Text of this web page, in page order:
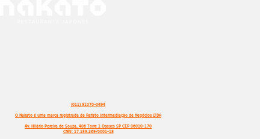
(011) 91070-0494
O Nakato é uma marca registrada da Refato Intermediação de Negócios LTDA
Av. Hilário Pereira de Souza, 406 Torre 1 Osasco SP CEP 06010-170
CNPJ: 17.159.269/0001-18